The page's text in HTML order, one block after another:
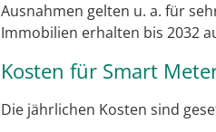
Ausnahmen gelten u. a. für
Immobilien erhalten bis 2032
Kosten für Smart
Die jährlichen Kosten sind